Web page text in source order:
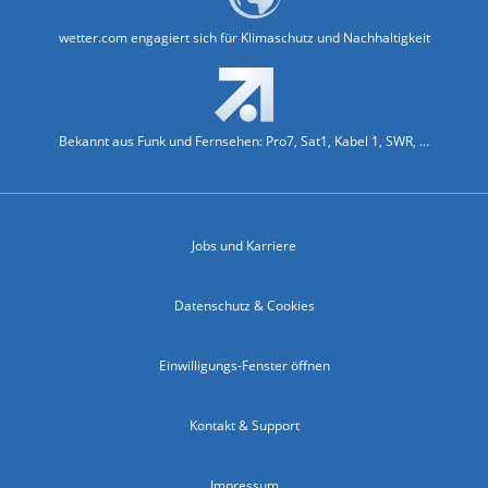
wetter.com engagiert sich für Klimaschutz und Nachhaltigkeit
Bekannt aus Funk und Fernsehen: Pro7, Sat1, Kabel 1, SWR, ...
Jobs und Karriere
Datenschutz & Cookies
Einwilligungs-Fenster öffnen
Kontakt & Support